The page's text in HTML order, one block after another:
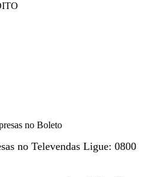
no Boleto
no Televendas Ligue: 0800